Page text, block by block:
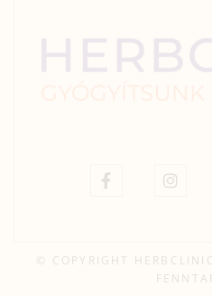
© COPYRIGHT